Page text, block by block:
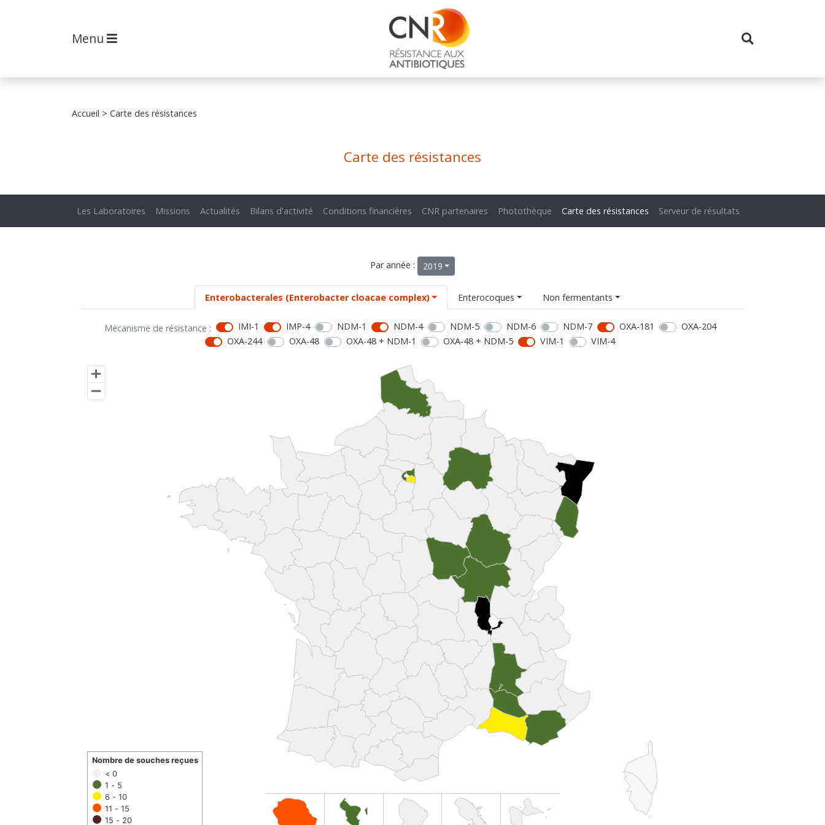
Menu
Accueil > Carte des résistances
Carte des résistances
Les Laboratoires Missions Actualités Bilans d'activité Conditions financières CNR partenaires Photothèque Carte des résistances Serveur de résultats
Par année : 2019
Enterobacterales (Enterobacter cloacae complex) Enterocoques Non fermentants
Mécanisme de résistance : IMI-1 IMP-4 NDM-1 NDM-4 NDM-5 NDM-6 NDM-7 OXA-181
OXA-204
OXA-244
OXA-48 OXA-48 + NDM-1 OXA-48 + NDM-5 VIM-1 VIM-4
< 0
1 - 5
6 - 10
11 - 15
15 - 20
Nombre de souches reçues